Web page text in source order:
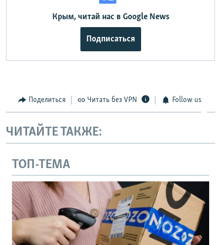
Крым, читай нас в Google News
Подписаться
Поделиться Читать без VPN Follow us
ЧИТАЙТЕ ТАКЖЕ:
ТОП-ТЕМА